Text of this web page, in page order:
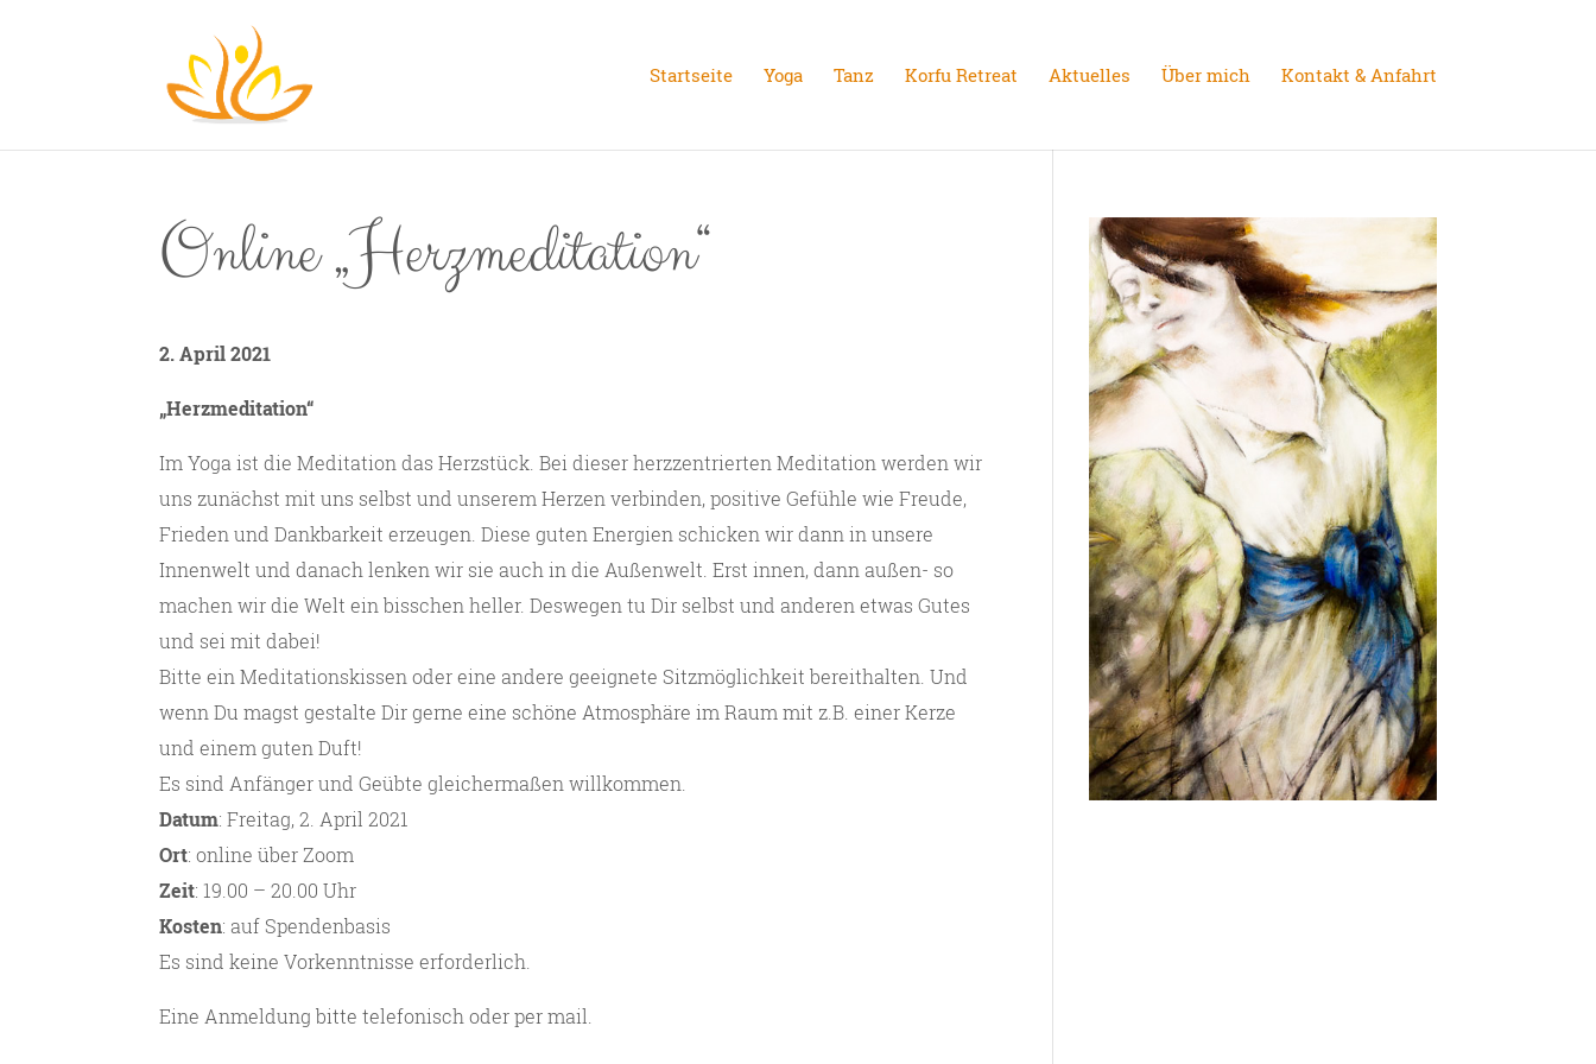
Startseite Yoga Tanz Korfu Retreat Aktuelles Über mich Kontakt & Anfahrt
Online „Herzmeditation“
2. April 2021
„Herzmeditation“
Im Yoga ist die Meditation das Herzstück. Bei dieser herzzentrierten Meditation werden wir
uns zunächst mit uns selbst und unserem Herzen verbinden, positive Gefühle wie Freude,
Frieden und Dankbarkeit erzeugen. Diese guten Energien schicken wir dann in unsere
Innenwelt und danach lenken wir sie auch in die Außenwelt. Erst innen, dann außen- so
machen wir die Welt ein bisschen heller. Deswegen tu Dir selbst und anderen etwas Gutes
und sei mit dabei!
Bitte ein Meditationskissen oder eine andere geeignete Sitzmöglichkeit bereithalten. Und
wenn Du magst gestalte Dir gerne eine schöne Atmosphäre im Raum mit z.B. einer Kerze
und einem guten Duft!
Es sind Anfänger und Geübte gleichermaßen willkommen.
Datum: Freitag, 2. April 2021
Ort: online über Zoom
Zeit: 19.00 – 20.00 Uhr
Kosten: auf Spendenbasis
Es sind keine Vorkenntnisse erforderlich.
Eine Anmeldung bitte telefonisch oder per mail.